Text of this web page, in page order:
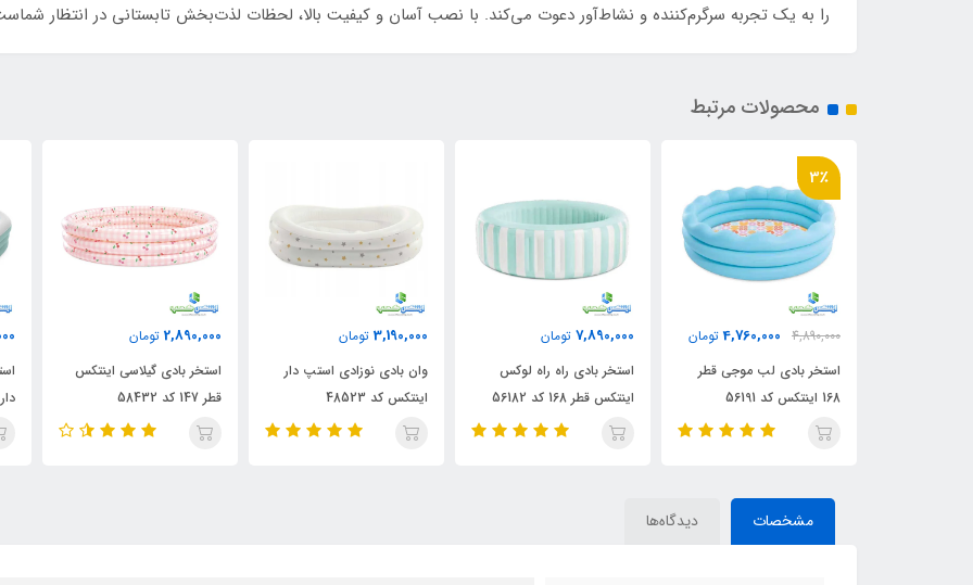
را به یک تجربه سرگرم‌کننده و نشاط‌آور دعوت می‌کند. با نصب آسان و کیفیت بالا، لحظات لذت‌بخش تابستانی در انتظار
محصولات مرتبط
7,890,000
تومان
استخر بادی راه راه لوکس
اینتکس قطر 168 کد 56182
3,190,000 تومان
وان بادی نوزادی استپ دار
اینتکس کد 48523
2,890,000 تومان
استخر بادی گیلاسی اینتکس
قطر 147 کد 58432
12,880,000 تومان
استخر بادی خانوادگی صندلی
دار مستطیل اینتکس کد
58497
مشخصات دیدگاه‌ها